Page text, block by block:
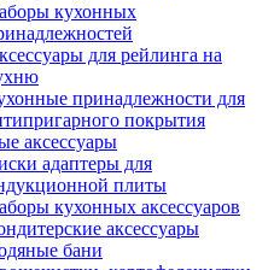
кухонных
для рейлинга на
принадлежности для
покрытия
аксессуары
адаптеры для
плиты
кухонных аксессуаров
аксессуары
бани